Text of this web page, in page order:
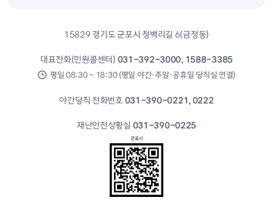
15829 경기도 군포시 청백리길 6(금정동)
대표전화(민원콜센터) 031-392-3000, 1588-3385
평일 08:30 ~ 18:30 (평일 야간·주말·공휴일 당직실 연결)
야간당직 전화번호031-390-0221, 0222
재난안전상황실 031-390-0225